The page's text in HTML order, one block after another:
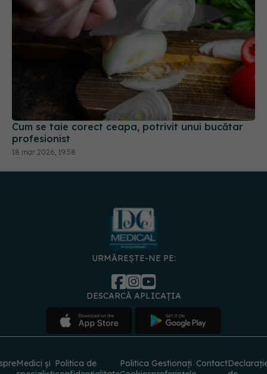
Cum se taie corect ceapa, potrivit unui bucătar
profesionist
18 mar 2026, 19:58
URMĂREȘTE-NE PE:
DESCARCĂ APLICAȚIA
Medici și Politica de
Politica Gestionați Contact